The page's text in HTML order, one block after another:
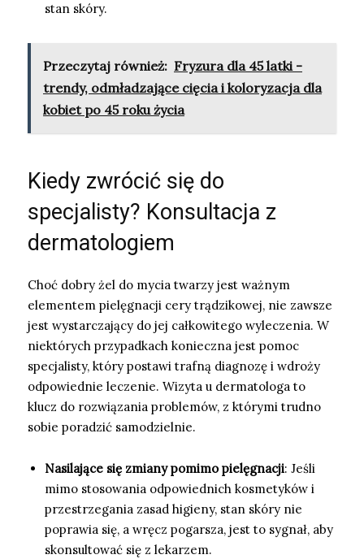
stan skóry.
Przeczytaj również: Fryzura dla 45 latki -
trendy, odmładzające cięcia i koloryzacja dla
kobiet po 45 roku życia
Kiedy zwrócić się do
specjalisty? Konsultacja z
dermatologiem
Choć dobry żel do mycia twarzy jest ważnym
elementem pielęgnacji cery trądzikowej, nie zawsze
jest wystarczający do jej całkowitego wyleczenia. W
niektórych przypadkach konieczna jest pomoc
specjalisty, który postawi trafną diagnozę i wdroży
odpowiednie leczenie. Wizyta u dermatologa to
klucz do rozwiązania problemów, z którymi trudno
sobie poradzić samodzielnie.
Nasilające się zmiany pomimo pielęgnacji: Jeśli
mimo stosowania odpowiednich kosmetyków i
przestrzegania zasad higieny, stan skóry nie
poprawia się, a wręcz pogarsza, jest to sygnał, aby
skonsultować się z lekarzem.